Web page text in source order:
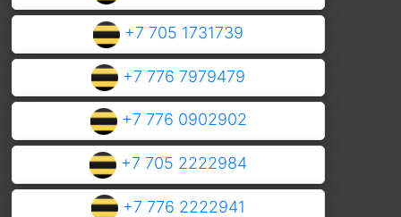
+7 705 1731739
+7 776 7979479
+7 776 0902902
+7 705 2222984
+7 776 2222941